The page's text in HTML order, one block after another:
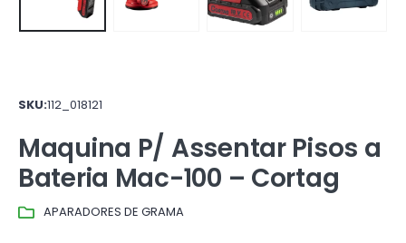
SKU:112_018121
Maquina P/ Assentar Pisos a
Bateria Mac-100 – Cortag
APARADORES DE GRAMA